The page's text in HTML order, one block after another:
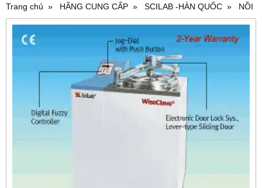
Trang chủ HÃNG CUNG CẤP SCILAB -HÀN QUỐC NỒI